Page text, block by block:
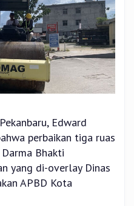
Edward
perbaikan tiga ruas
Bhakti
yang di-overlay Dinas
APBD Kota